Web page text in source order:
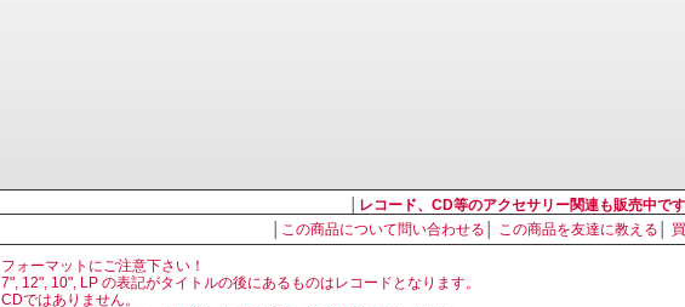
レコード、CD等のアクセサリー関連も販売中です
この商品について問い合わせる この商品を友達に教える
フォーマットにご注意下さい！
7", 12", 10", LP の表記がタイトルの後にあるものはレコードとなります。
CDではありません。